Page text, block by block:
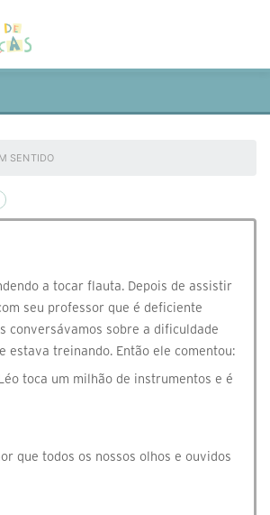
SENTIDO
a tocar flauta. Depois de assistir
seu professor que é deficiente
conversávamos sobre a dificuldade
estava treinando. Então ele comentou:
toca um milhão de instrumentos e é
que todos os nossos olhos e ouvidos